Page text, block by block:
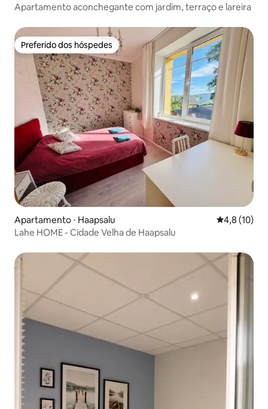
Apartamento aconchegante com jardim, terraço e lareira
Preferido dos hóspedes
Preferido dos hóspedes
Apartamento ⋅ Haapsalu 4,8 de uma
4,8 (10)
Lahe HOME - Cidade Velha de Haapsalu